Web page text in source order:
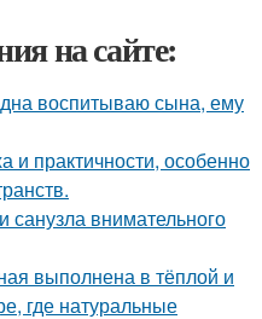
на сайте:
воспитываю сына, ему
и практичности, особенно
внимательного
выполнена в тёплой и
где натуральные